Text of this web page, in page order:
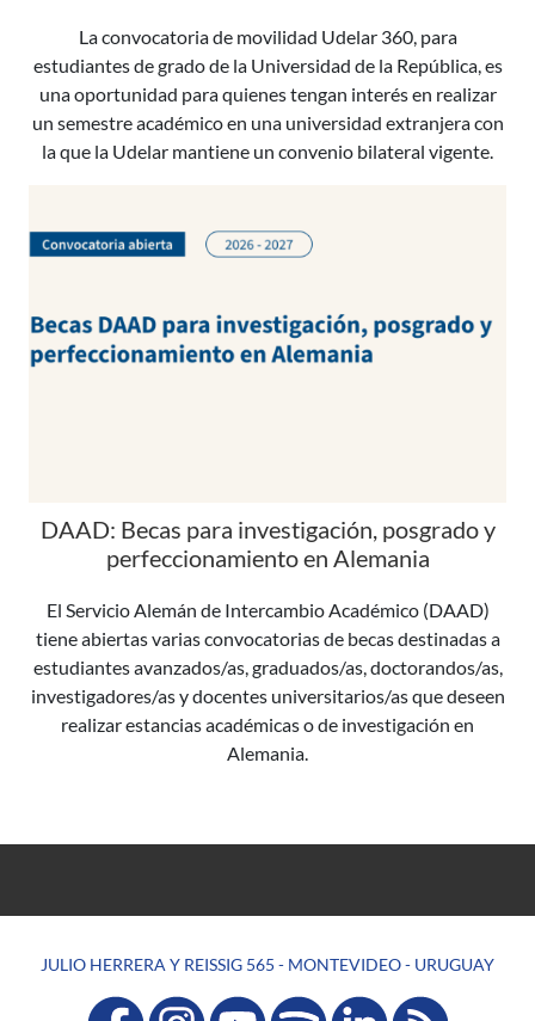
La convocatoria de movilidad Udelar 360, para
estudiantes de grado de la Universidad de la República, es
una oportunidad para quienes tengan interés en realizar
un semestre académico en una universidad extranjera con
la que la Udelar mantiene un convenio bilateral vigente.
DAAD: Becas para investigación, posgrado y
perfeccionamiento en Alemania
El Servicio Alemán de Intercambio Académico (DAAD)
tiene abiertas varias convocatorias de becas destinadas a
estudiantes avanzados/as, graduados/as, doctorandos/as,
investigadores/as y docentes universitarios/as que deseen
realizar estancias académicas o de investigación en
Alemania.
JULIO HERRERA Y REISSIG 565 - MONTEVIDEO - URUGUAY